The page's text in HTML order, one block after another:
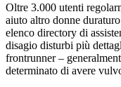
Oltre 3.000 utenti
aiuto altro donne
elenco directory di
disagio disturbi più
frontrunner –
determinato di avere